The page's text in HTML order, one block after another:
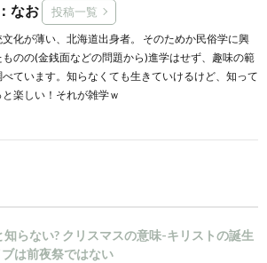
なお 投稿一覧
文化が薄い、北海道出身者。 そのためか民俗学に興
のの(金銭面などの問題から)進学はせず、趣味の範
べています。知らなくても生きていけるけど、知って
楽しい！それが雑学ｗ
知らない? クリスマスの意味-キリストの誕生
は前夜祭ではない